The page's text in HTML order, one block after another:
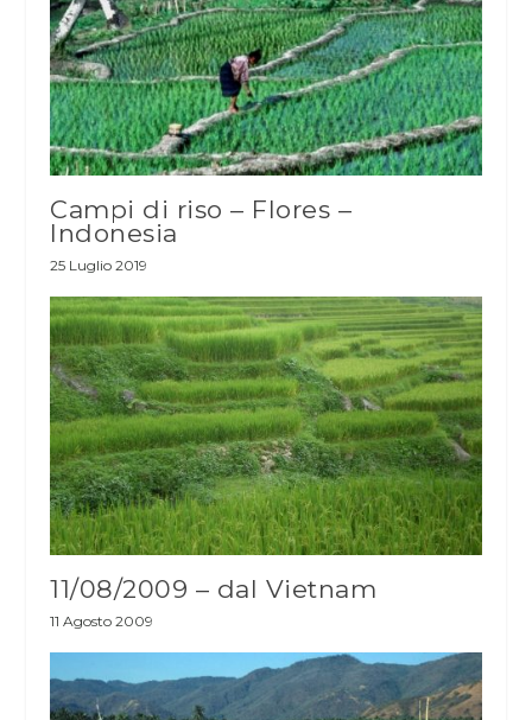
Campi di riso – Flores –
Indonesia
25 Luglio 2019
11/08/2009 – dal Vietnam
11 Agosto 2009